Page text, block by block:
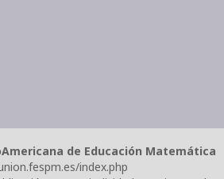
de Educación Matemática
index.php